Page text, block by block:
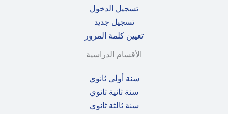
تسجيل الدخول
تسجيل جديد
تعيين كلمة المرور
الأقسام الدراسية
سنة أولى ثانوي
سنة ثانية ثانوي
سنة ثالثة ثانوي